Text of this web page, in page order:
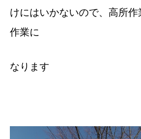
けにはいかないので、高所
作業に
なります